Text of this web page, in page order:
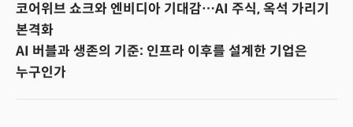
코어위브 쇼크와 엔비디아 기대감…AI 주식, 옥석 가리기
본격화
AI 버블과 생존의 기준: 인프라 이후를 설계한 기업은
누구인가